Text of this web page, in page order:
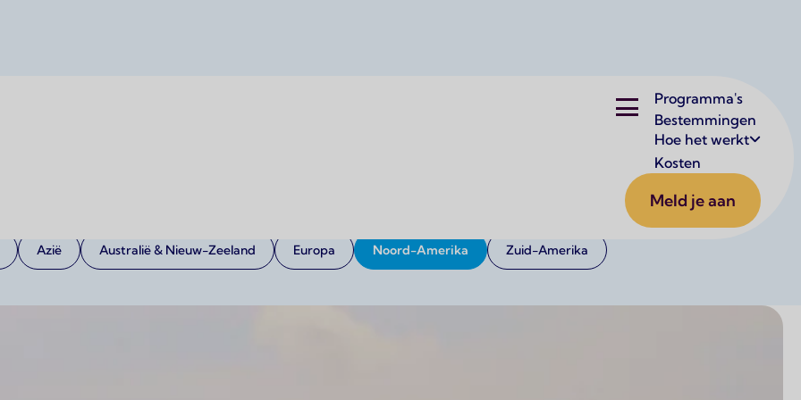
Hoofdnavigatie
Programma's
Bestemmingen
Hoe het werkt
Kosten
Meld je aan
Bij AtSkool vind je zorgvuldig geselecteerde bestemmingen waar je veilig kunt wonen, leren en ontdekken.
Azië Australië & Nieuw-Zeeland Europa Noord-Amerika Zuid-Amerika